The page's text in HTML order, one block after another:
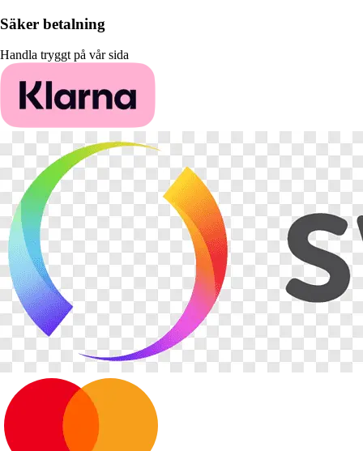
Säker betalning
Handla tryggt på vår sida